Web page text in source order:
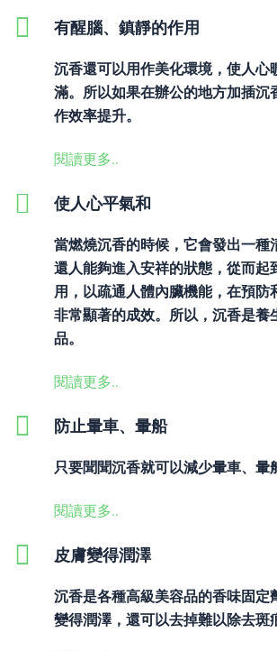
有醒腦、鎮靜的作用
沉香還可以用作美化環境，使人心
滿。所以如果在辦公的地方加插沉
作效率提升。
閱讀更多..
使人心平氣和
當燃燒沉香的時候，它會發出一種
還人能夠進入安祥的狀態，從而起
用，以疏通人體內臟機能，在預防
非常顯著的成效。所以，沉香是養
品。
閱讀更多..
防止暈車、暈船
只要聞聞沉香就可以減少暈車、暈
閱讀更多..
皮膚變得潤澤
沉香是各種高級美容品的香味固定
變得潤澤，還可以去掉難以除去斑